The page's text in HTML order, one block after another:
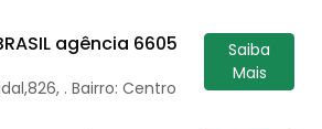
agência 6605
. Bairro: Centro
Saiba
Mais